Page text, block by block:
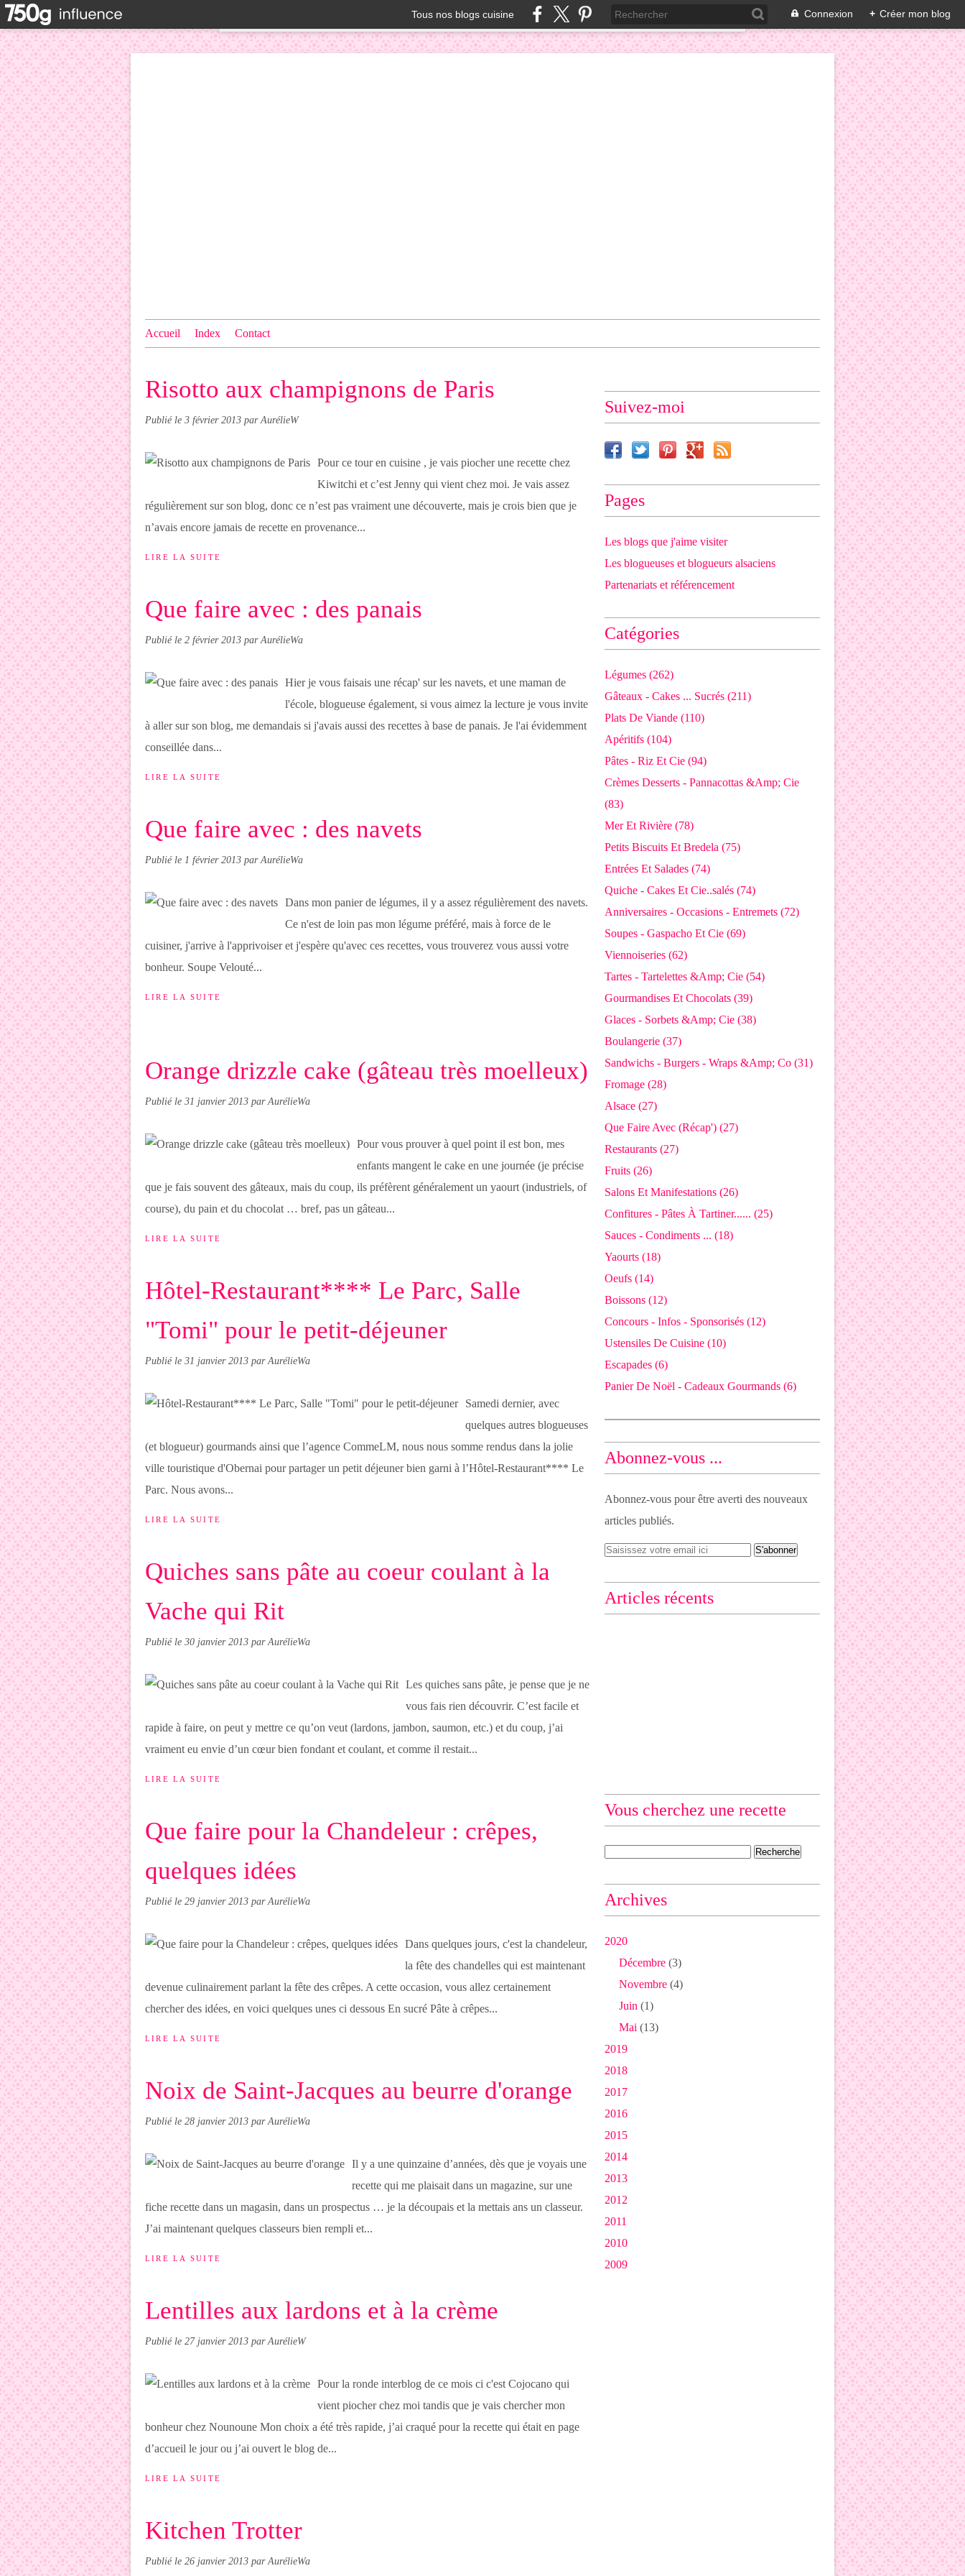
Tous nos blogs cuisine Connexion + Créer mon blog
Accueil Index Contact
Risotto aux champignons de Paris
Publié le 3 février 2013 par AurélieW
Pour ce tour en cuisine , je vais piocher une recette chez
Kiwitchi et c’est Jenny qui vient chez moi. Je vais assez
régulièrement sur son blog, donc ce n’est pas vraiment une découverte, mais je crois bien que je
n’avais encore jamais de recette en provenance...
LIRE LA SUITE
Que faire avec : des panais
Publié le 2 février 2013 par AurélieWa
Hier je vous faisais une récap' sur les navets, et une maman de
l'école, blogueuse également, si vous aimez la lecture je vous invite
à aller sur son blog, me demandais si j'avais aussi des recettes à base de panais. Je l'ai évidemment
conseillée dans...
LIRE LA SUITE
Que faire avec : des navets
Publié le 1 février 2013 par AurélieWa
Dans mon panier de légumes, il y a assez régulièrement des navets.
Ce n'est de loin pas mon légume préféré, mais à force de le
cuisiner, j'arrive à l'apprivoiser et j'espère qu'avec ces recettes, vous trouverez vous aussi votre
bonheur. Soupe Velouté...
LIRE LA SUITE
Orange drizzle cake (gâteau très moelleux)
Publié le 31 janvier 2013 par AurélieWa
Pour vous prouver à quel point il est bon, mes
enfants mangent le cake en une journée (je précise
que je fais souvent des gâteaux, mais du coup, ils préfèrent généralement un yaourt (industriels, of
course), du pain et du chocolat … bref, pas un gâteau...
LIRE LA SUITE
Hôtel-Restaurant**** Le Parc, Salle
"Tomi" pour le petit-déjeuner
Publié le 31 janvier 2013 par AurélieWa
Samedi dernier, avec
quelques autres blogueuses
(et blogueur) gourmands ainsi que l’agence CommeLM, nous nous somme rendus dans la jolie
ville touristique d'Obernai pour partager un petit déjeuner bien garni à l’Hôtel-Restaurant**** Le
Parc. Nous avons...
LIRE LA SUITE
Quiches sans pâte au coeur coulant à la
Vache qui Rit
Publié le 30 janvier 2013 par AurélieWa
Les quiches sans pâte, je pense que je ne
vous fais rien découvrir. C’est facile et
rapide à faire, on peut y mettre ce qu’on veut (lardons, jambon, saumon, etc.) et du coup, j’ai
vraiment eu envie d’un cœur bien fondant et coulant, et comme il restait...
LIRE LA SUITE
Que faire pour la Chandeleur : crêpes,
quelques idées
Publié le 29 janvier 2013 par AurélieWa
Dans quelques jours, c'est la chandeleur,
la fête des chandelles qui est maintenant
devenue culinairement parlant la fête des crêpes. A cette occasion, vous allez certainement
chercher des idées, en voici quelques unes ci dessous En sucré Pâte à crêpes...
LIRE LA SUITE
Noix de Saint-Jacques au beurre d'orange
Publié le 28 janvier 2013 par AurélieWa
Il y a une quinzaine d’années, dès que je voyais une
recette qui me plaisait dans un magazine, sur une
fiche recette dans un magasin, dans un prospectus … je la découpais et la mettais ans un classeur.
J’ai maintenant quelques classeurs bien rempli et...
LIRE LA SUITE
Lentilles aux lardons et à la crème
Publié le 27 janvier 2013 par AurélieW
Pour la ronde interblog de ce mois ci c'est Cojocano qui
vient piocher chez moi tandis que je vais chercher mon
bonheur chez Nounoune Mon choix a été très rapide, j’ai craqué pour la recette qui était en page
d’accueil le jour ou j’ai ouvert le blog de...
LIRE LA SUITE
Kitchen Trotter
Publié le 26 janvier 2013 par AurélieWa
Suivez-moi
Pages
Les blogs que j'aime visiter
Les blogueuses et blogueurs alsaciens
Partenariats et référencement
Catégories
Légumes (262)
Gâteaux - Cakes ... Sucrés (211)
Plats De Viande (110)
Apéritifs (104)
Pâtes - Riz Et Cie (94)
Crèmes Desserts - Pannacottas &Amp; Cie
(83)
Mer Et Rivière (78)
Petits Biscuits Et Bredela (75)
Entrées Et Salades (74)
Quiche - Cakes Et Cie..salés (74)
Anniversaires - Occasions - Entremets (72)
Soupes - Gaspacho Et Cie (69)
Viennoiseries (62)
Tartes - Tartelettes &Amp; Cie (54)
Gourmandises Et Chocolats (39)
Glaces - Sorbets &Amp; Cie (38)
Boulangerie (37)
Sandwichs - Burgers - Wraps &Amp; Co (31)
Fromage (28)
Alsace (27)
Que Faire Avec (Récap') (27)
Restaurants (27)
Fruits (26)
Salons Et Manifestations (26)
Confitures - Pâtes À Tartiner...... (25)
Sauces - Condiments ... (18)
Yaourts (18)
Oeufs (14)
Boissons (12)
Concours - Infos - Sponsorisés (12)
Ustensiles De Cuisine (10)
Escapades (6)
Panier De Noël - Cadeaux Gourmands (6)
Abonnez-vous ...
Abonnez-vous pour être averti des nouveaux
articles publiés.
Articles récents
Vous cherchez une recette
Archives
2020
Décembre (3)
Novembre (4)
Juin (1)
Mai (13)
2019
2018
2017
2016
2015
2014
2013
2012
2011
2010
2009